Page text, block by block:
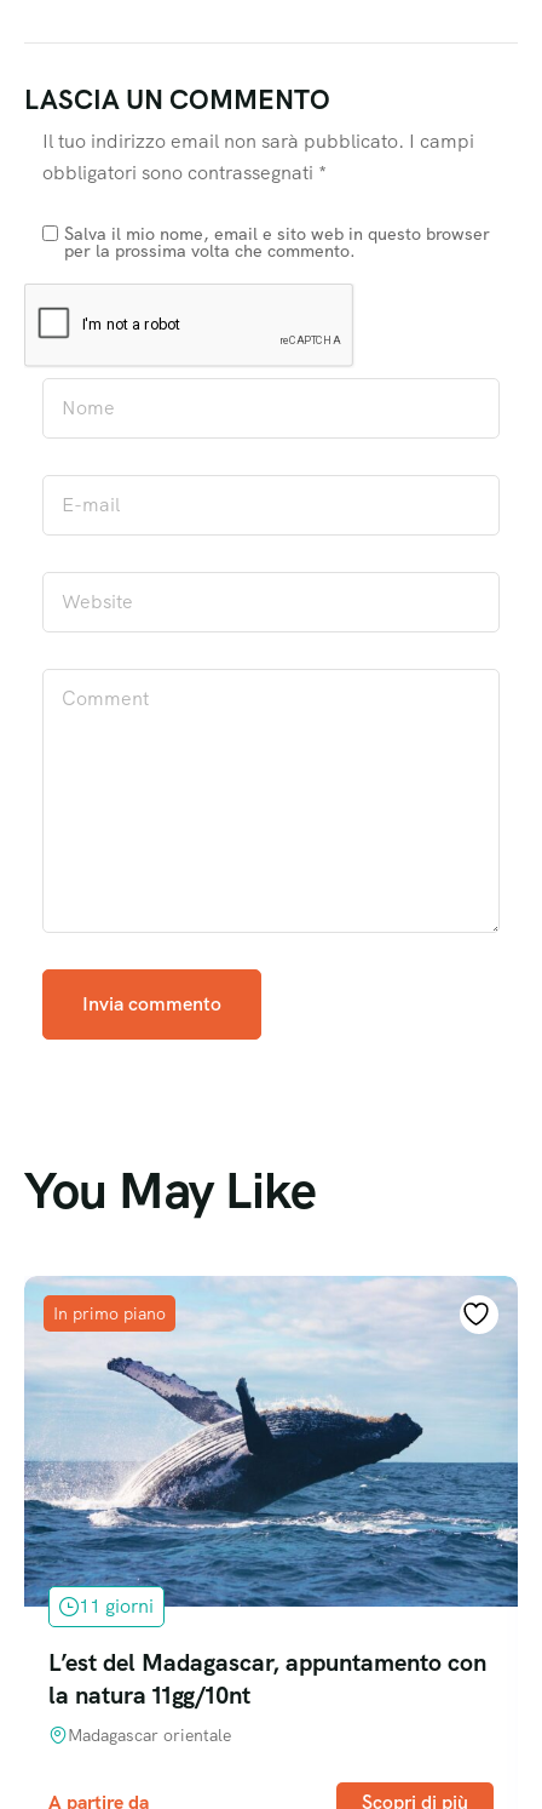
LASCIA UN COMMENTO
Il tuo indirizzo email non sarà pubblicato. I campi
obbligatori sono contrassegnati *
Salva il mio nome, email e sito web in questo browser
per la prossima volta che commento.
You May Like
In primo piano
11 giorni
L’est del Madagascar, appuntamento con
la natura 11gg/10nt
Madagascar orientale
A partire da Scopri di più